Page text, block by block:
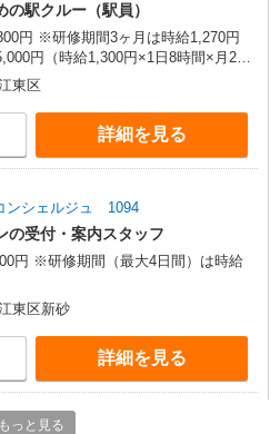
の駅クルー（駅員）
円 ※研修期間3ヶ月は時給1,270円
円（時給1,300円×1日8時間×月22
＋深夜勤手当＋宿泊手当＋精勤手
東区
詳細を見る
ンシェルジュ 1094
の受付・案内スタッフ
円 ※研修期間（最大4日間）は時給
東区新砂
詳細を見る
もっと見る